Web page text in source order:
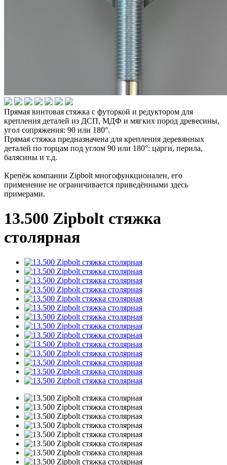
Прямая винтовая стяжка с футоркой и редуктором для
крепления деталей из ДСП, МДФ и мягких пород древесины,
угол сопряжения: 90 или 180°.
Прямая стяжка предназначена для крепления деревянных
деталей по торцам под углом 90 или 180°: царги, перила,
балясины и т.д.
Крепёж компании Zipbolt многофункционален, его
применение не ограничивается приведёнными здесь
примерами.
13.500 Zipbolt cтяжка
столярная